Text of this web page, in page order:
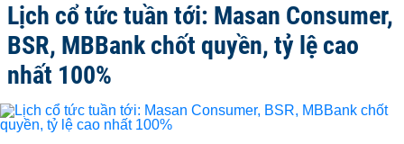
Lịch cổ tức tuần tới: Masan Consumer,
BSR, MBBank chốt quyền, tỷ lệ cao
nhất 100%